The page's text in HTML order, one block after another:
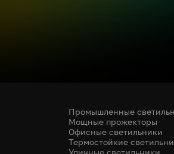
Промышленные
Мощные прожекторы
Офисные светильники
Термостойкие
Уличные светильники